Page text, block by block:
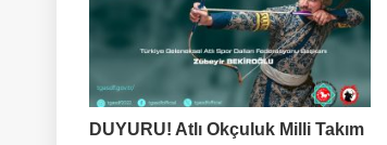
DUYURU! Atlı Okçuluk Milli Takım